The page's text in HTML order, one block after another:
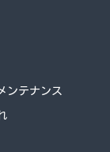
ンテナンス